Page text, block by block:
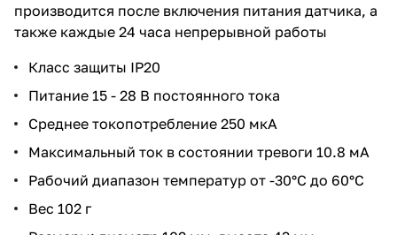
производится после включения питания датчика, а
также каждые 24 часа непрерывной работы
Класс защиты IP20
Питание 15 - 28 В постоянного тока
Среднее токопотребление 250 мкА
Максимальный ток в состоянии тревоги 10.8 мА
Рабочий диапазон температур от -30°С до 60°С
Вес 102 г